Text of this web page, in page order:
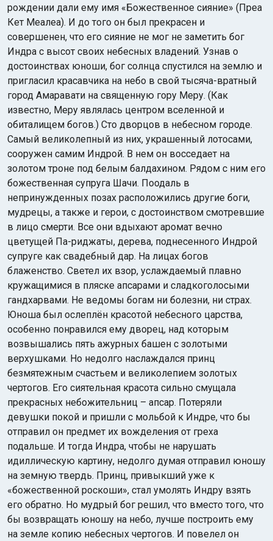
рождении дали ему имя «Божественное сияние» (Преа
Кет Меалеа). И до того он был прекрасен и
совершенен, что его сияние не мог не заметить бог
Индра с высот своих небесных владений. Узнав о
достоинствах юноши, бог солнца спустился на землю и
пригласил красавчика на небо в свой тысяча-вратный
город Амаравати на священную гору Меру. (Как
известно, Меру являлась центром вселенной и
обиталищем богов.) Сто дворцов в небесном городе.
Самый великолепный из них, украшенный лотосами,
сооружен самим Индрой. В нем он восседает на
золотом троне под белым балдахином. Рядом с ним его
божественная супруга Шачи. Поодаль в
непринужденных позах расположились другие боги,
мудрецы, а также и герои, с достоинством смотревшие
в лицо смерти. Все они вдыхают аромат вечно
цветущей Па-риджаты, дерева, поднесенного Индрой
супруге как свадебный дар. На лицах богов
блаженство. Светел их взор, услаждаемый плавно
кружащимися в пляске апсарами и сладкоголосыми
гандхарвами. Не ведомы богам ни болезни, ни страх.
Юноша был ослеплён красотой небесного царства,
особенно понравился ему дворец, над которым
возвышались пять ажурных башен с золотыми
верхушками. Но недолго наслаждался принц
безмятежным счастьем и великолепием золотых
чертогов. Его сиятельная красота сильно смущала
прекрасных небожительниц – апсар. Потеряли
девушки покой и пришли с мольбой к Индре, что бы
отправил он предмет их вожделения от греха
подальше. И тогда Индра, чтобы не нарушать
идиллическую картину, недолго думая отправил юношу
на земную твердь. Принц, привыкший уже к
«божественной роскоши», стал умолять Индру взять
его обратно. Но мудрый бог решил, что вместо того, что
бы возвращать юношу на небо, лучше построить ему
на земле копию небесных чертогов. И повелел он